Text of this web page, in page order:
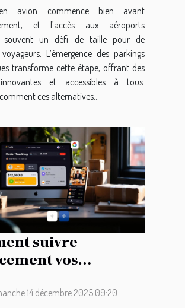
avion commence bien avant
et l’accès aux aéroports
souvent un défi de taille pour de
L’émergence des parkings
transforme cette étape, offrant des
et accessibles à tous.
ces alternatives...
suivre
vos
14 décembre 2025 09:20